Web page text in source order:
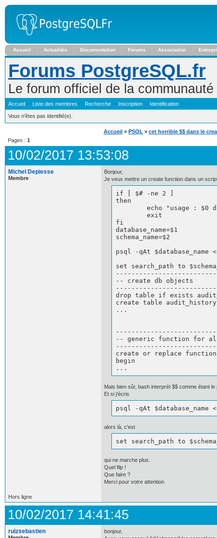
Accueil Actualités Documentation Forums Association
Forums PostgreSQL.fr
Le forum officiel de la
Accueil Liste des membres Recherche Inscription Identification
Vous n'êtes pas identifié(e).
Accueil » PSQL » cet horrible $$ dans le
Pages : 1
10/02/2017 13:53:08
Michel Depiesse
Membre
Bonjour,
Je veux mettre un create function dans un
if [ $# -ne 2 ]
then
echo "usage : $0
        exit
fi
database_name=$1
schema_name=$2
psql -qAt $database_name
set search_path to
-- create db objects
drop table if exists
create table
...
-- generic function for
create or replace
begin
...
Mais bien sûr, bash interprét $$ comme étant le
Et si j'écris
psql -qAt $database_name
alors là, c'est
set search_path to
qui ne marche plus.
Quel flip !
Que faire ?
Merci pour votre attention
Hors ligne
10/02/2017 14:41:45
ruizsebastien
bonjour,